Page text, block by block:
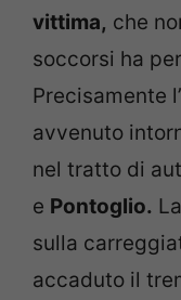
vittima, che
soccorsi ha
Precisamente
avvenuto
nel tratto di
e Pontoglio.
sulla
accaduto il